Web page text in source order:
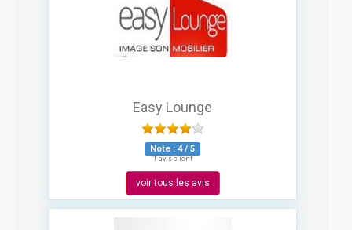
Easy Lounge
Note : 4/ 5
1 avis client
voir tous les avis